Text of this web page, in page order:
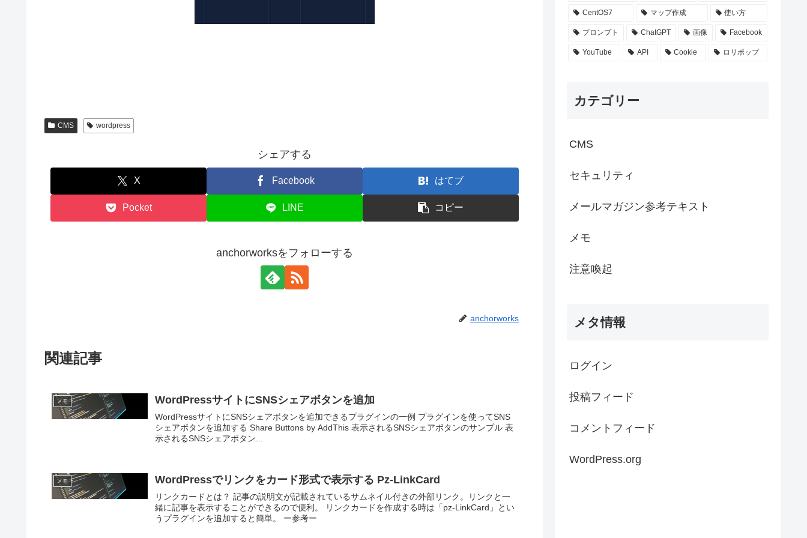
CMS wordpress
シェアする
X Facebook はてブ
Pocket LINE コピー
anchorworksをフォローする
anchorworks
関連記事
メモ WordPressサイトにSNSシェアボタンを追加
WordPressサイトにSNSシェアボタンを追加できるプラグインの一例 プラグインを使ってSNS
シェアボタンを追加する Share Buttons by AddThis 表示されるSNSシェアボタンのサンプル 表
示されるSNSシェアボタン...
メモ WordPressでリンクをカード形式で表示する Pz-LinkCard
リンクカードとは？ 記事の説明文が記載されているサムネイル付きの外部リンク。リンクと一
緒に記事を表示することができるので便利。 リンクカードを作成する時は「pz-LinkCard」とい
うプラグインを追加すると簡単。 ー参考ー
CentOS7 マップ作成 使い方
プロンプト ChatGPT 画像 Facebook
YouTube API Cookie ロリポップ
カテゴリー
CMS
セキュリティ
メールマガジン参考テキスト
メモ
注意喚起
メタ情報
ログイン
投稿フィード
コメントフィード
WordPress.org